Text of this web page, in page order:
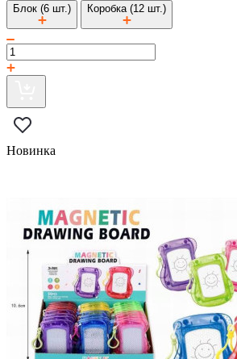
Блок (6 шт.) Коробка (12 шт.)
Новинка